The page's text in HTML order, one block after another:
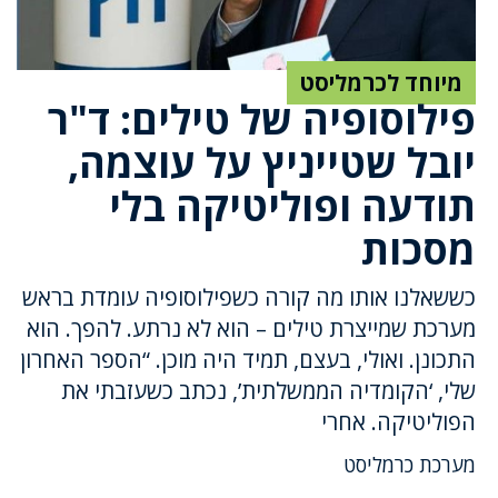
מיוחד לכרמליסט
פילוסופיה של טילים: ד"ר
יובל שטייניץ על עוצמה,
תודעה ופוליטיקה בלי
מסכות
כששאלנו אותו מה קורה כשפילוסופיה עומדת בראש
מערכת שמייצרת טילים – הוא לא נרתע. להפך. הוא
התכונן. ואולי, בעצם, תמיד היה מוכן. “הספר האחרון
שלי, ‘הקומדיה הממשלתית’, נכתב כשעזבתי את
הפוליטיקה. אחרי
מערכת כרמליסט